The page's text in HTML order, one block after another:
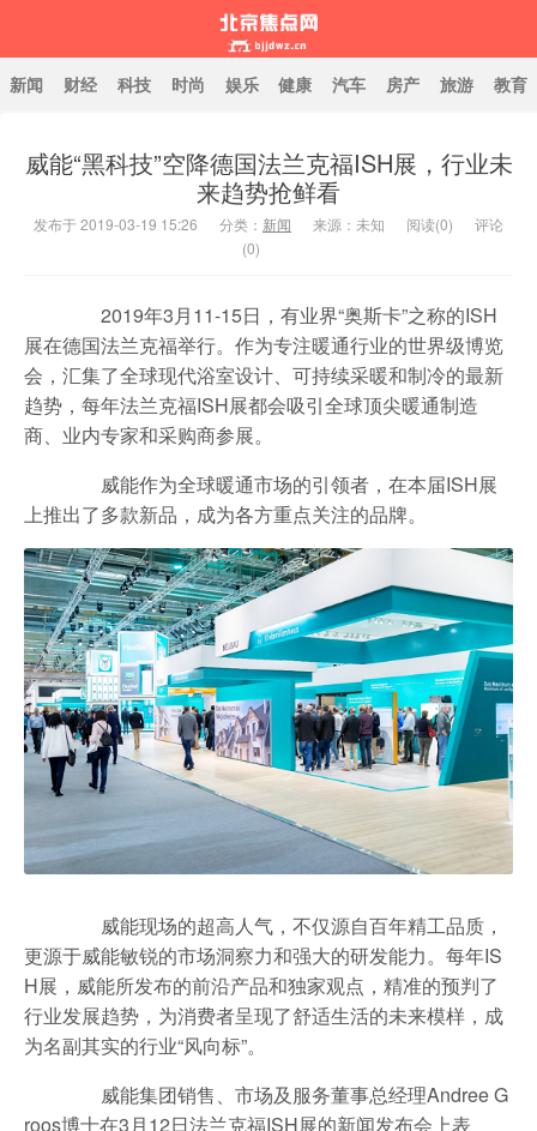
北京焦点网
新闻 财经 科技 时尚 娱乐 健康 汽车 房产 旅游 教育
威能“黑科技”空降德国法兰克福ISH展，行业未
来趋势抢鲜看
发布于 2019-03-19 15:26 分类： 新闻 来源：未知 阅读(0)
评论
(0)
2019年3月11-15日，有业界“奥斯卡”之称的ISH
展在德国法兰克福举行。作为专注暖通行业的世界级博览
会，汇集了全球现代浴室设计、可持续采暖和制冷的最新
趋势，每年法兰克福ISH展都会吸引全球顶尖暖通制造
商、业内专家和采购商参展。
威能作为全球暖通市场的引领者，在本届ISH展
上推出了多款新品，成为各方重点关注的品牌。
威能现场的超高人气，不仅源自百年精工品质，
更源于威能敏锐的市场洞察力和强大的研发能力。每年IS
H展，威能所发布的前沿产品和独家观点，精准的预判了
行业发展趋势，为消费者呈现了舒适生活的未来模样，成
为名副其实的行业“风向标”。
威能集团销售、市场及服务董事总经理Andree G
roos博士在3月12日法兰克福ISH展的新闻发布会上表